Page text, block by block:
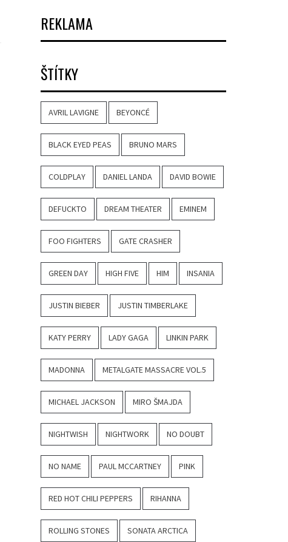
REKLAMA
ŠTÍTKY
AVRIL LAVIGNE BEYONCÉ
BLACK EYED PEAS BRUNO MARS
COLDPLAY DANIEL LANDA DAVID BOWIE
DEFUCKTO DREAM THEATER EMINEM
FOO FIGHTERS GATE CRASHER
GREEN DAY HIGH FIVE HIM INSANIA
JUSTIN BIEBER JUSTIN TIMBERLAKE
KATY PERRY LADY GAGA LINKIN PARK
MADONNA METALGATE MASSACRE VOL.5
MICHAEL JACKSON MIRO ŠMAJDA
NIGHTWISH NIGHTWORK NO DOUBT
NO NAME PAUL MCCARTNEY PINK
RED HOT CHILI PEPPERS RIHANNA
ROLLING STONES SONATA ARCTICA